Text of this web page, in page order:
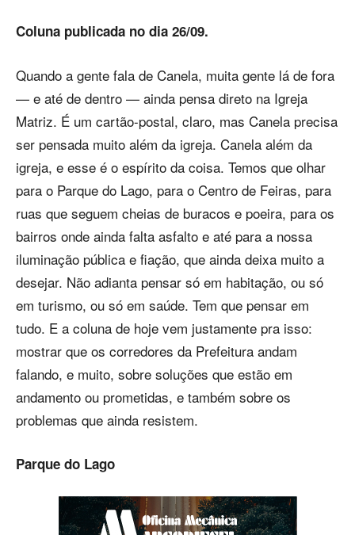
Coluna publicada no dia 26/09.
Quando a gente fala de Canela, muita gente lá de fora
— e até de dentro — ainda pensa direto na Igreja
Matriz. É um cartão-postal, claro, mas Canela precisa
ser pensada muito além da igreja. Canela além da
igreja, e esse é o espírito da coisa. Temos que olhar
para o Parque do Lago, para o Centro de Feiras, para
ruas que seguem cheias de buracos e poeira, para os
bairros onde ainda falta asfalto e até para a nossa
iluminação pública e fiação, que ainda deixa muito a
desejar. Não adianta pensar só em habitação, ou só
em turismo, ou só em saúde. Tem que pensar em
tudo. E a coluna de hoje vem justamente pra isso:
mostrar que os corredores da Prefeitura andam
falando, e muito, sobre soluções que estão em
andamento ou prometidas, e também sobre os
problemas que ainda resistem.
Parque do Lago